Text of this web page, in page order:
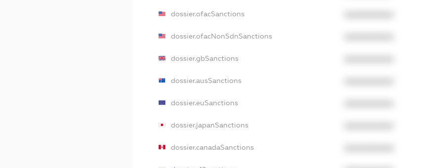
dossier.ofacSanctions
dossier.ofacNonSdnSanctions
dossier.gbSanctions
dossier.ausSanctions
dossier.euSanctions
dossier.japanSanctions
dossier.canadaSanctions